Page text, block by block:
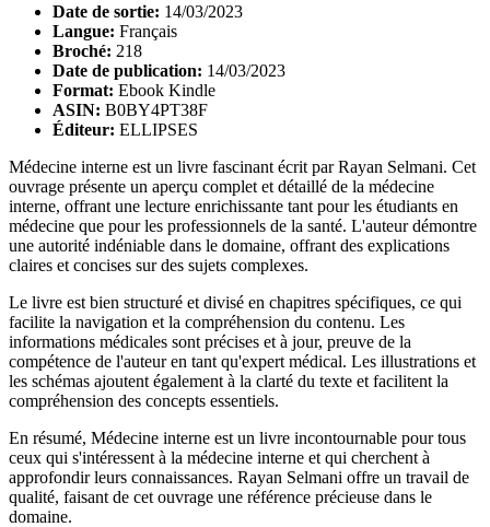
Date de sortie: 14/03/2023
Langue: Français
Broché: 218
Date de publication: 14/03/2023
Format: Ebook Kindle
ASIN: B0BY4PT38F
Éditeur: ELLIPSES
Médecine interne est un livre fascinant écrit par Rayan Selmani. Cet
ouvrage présente un aperçu complet et détaillé de la médecine
interne, offrant une lecture enrichissante tant pour les étudiants en
médecine que pour les professionnels de la santé. L'auteur démontre
une autorité indéniable dans le domaine, offrant des explications
claires et concises sur des sujets complexes.
Le livre est bien structuré et divisé en chapitres spécifiques, ce qui
facilite la navigation et la compréhension du contenu. Les
informations médicales sont précises et à jour, preuve de la
compétence de l'auteur en tant qu'expert médical. Les illustrations et
les schémas ajoutent également à la clarté du texte et facilitent la
compréhension des concepts essentiels.
En résumé, Médecine interne est un livre incontournable pour tous
ceux qui s'intéressent à la médecine interne et qui cherchent à
approfondir leurs connaissances. Rayan Selmani offre un travail de
qualité, faisant de cet ouvrage une référence précieuse dans le
domaine.